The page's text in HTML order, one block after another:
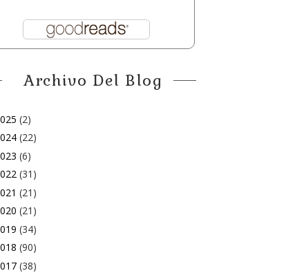
Archivo Del Blog
(2)
(22)
(6)
(31)
(21)
(21)
(34)
(90)
(38)